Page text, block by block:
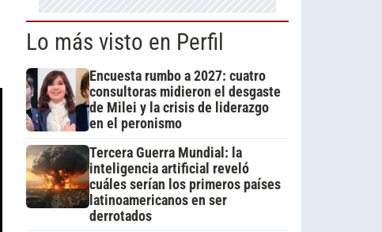
Lo más visto en Perfil
Encuesta rumbo a 2027: cuatro
consultoras midieron el desgaste
de Milei y la crisis de liderazgo
en el peronismo
Tercera Guerra Mundial: la
inteligencia artificial reveló
cuáles serían los primeros países
latinoamericanos en ser
derrotados